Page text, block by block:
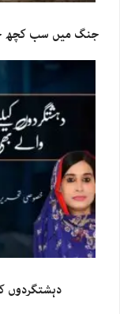
جنگ میں سب کچھ
دہشتگردوں